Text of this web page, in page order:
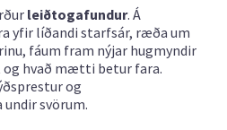
leiðtogafundur. Á
yfir líðandi starfsár, ræða um
fáum fram nýjar hugmyndir
hvað mætti betur fara.
og
svörum.